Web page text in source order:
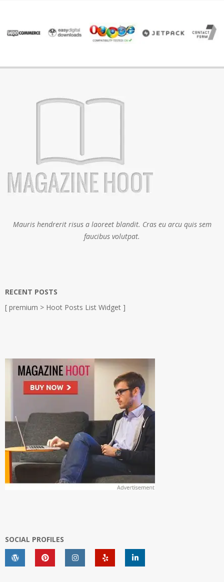
Mauris hendrerit risus a laoreet blandit. Cras eu arcu quis sem
faucibus volutpat.
RECENT POSTS
[ premium > Hoot Posts List Widget ]
SOCIAL PROFILES